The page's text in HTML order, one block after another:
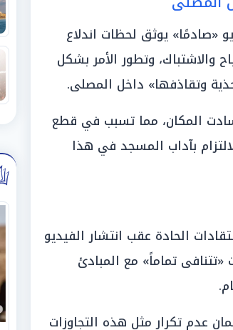
«صادمًا» يوثق لحظات اندلاع
والاشتباك، وتطور الأمر بشكل
وتقاذفها» داخل المصلى.
المكان، مما تسبب في قطع
بآداب المسجد في هذا
الحادة عقب انتشار الفيديو
تماماً» مع المبادئ
عدم تكرار مثل هذه التجاوزات